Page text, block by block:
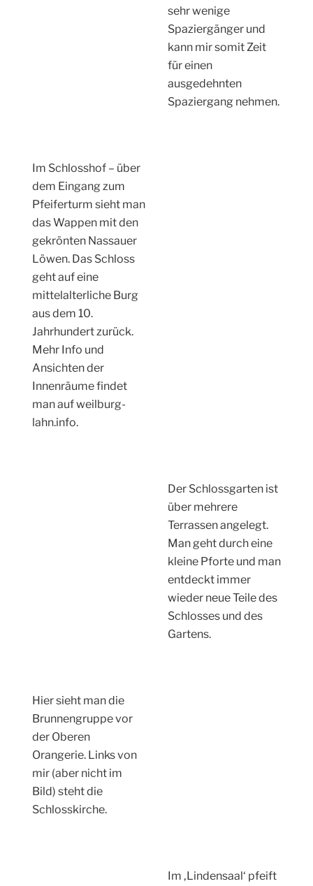
sehr wenige
Spaziergänger und
kann mir somit Zeit
für einen
ausgedehnten
Spaziergang nehmen.
Im Schlosshof – über
dem Eingang zum
Pfeiferturm sieht man
das Wappen mit den
gekrönten Nassauer
Löwen. Das Schloss
geht auf eine
mittelalterliche Burg
aus dem 10.
Jahrhundert zurück.
Mehr Info und
Ansichten der
Innenräume findet
man auf weilburg-
lahn.info.
Der Schlossgarten ist
über mehrere
Terrassen angelegt.
Man geht durch eine
kleine Pforte und man
entdeckt immer
wieder neue Teile des
Schlosses und des
Gartens.
Hier sieht man die
Brunnengruppe vor
der Oberen
Orangerie. Links von
mir (aber nicht im
Bild) steht die
Schlosskirche.
Im ‚Lindensaal‘ pfeift